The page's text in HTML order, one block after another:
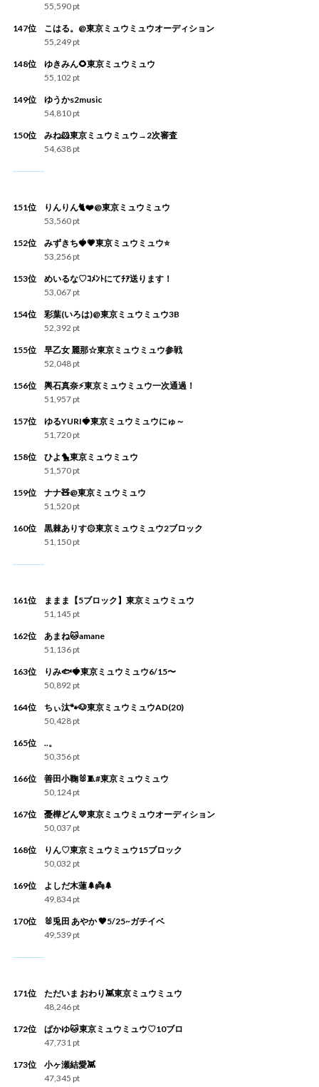
55,590 pt
147位
こはる。@東京ミュウミュウオーディション
55,249 pt
148位
ゆきみん🌻東京ミュウミュウ
55,102 pt
149位
ゆうかs2music
54,810 pt
150位
みね🐹東京ミュウミュウ→2次審査
54,638 pt
151位
りんりん🐈❤️@東京ミュウミュウ
53,560 pt
152位
みずきち🍓💗東京ミュウミュウ⭐️
53,256 pt
153位
めいるな♡ｺﾒﾝﾄにてﾁｱ送ります！
53,067 pt
154位
彩葉(いろは)@東京ミュウミュウ3B
52,392 pt
155位
早乙女 麗那☆東京ミュウミュウ参戦
52,048 pt
156位
輿石真奈⚡️東京ミュウミュウ一次通過！
51,957 pt
157位
ゆるYURI🍓東京ミュウミュウにゅ～
51,720 pt
158位
ひよ🐤東京ミュウミュウ
51,570 pt
159位
ナナ🧸@東京ミュウミュウ
51,520 pt
160位
黒棘ありす۞東京ミュウミュウ2ブロック
51,150 pt
161位
ままま【5ブロック】東京ミュウミュウ
51,145 pt
162位
あまね🐱amane
51,136 pt
163位
りみ🐟🍓東京ミュウミュウ6/15〜
50,892 pt
164位
ちぃ汰🐾🐶東京ミュウミュウAD(20)
50,428 pt
165位
..。
50,356 pt
166位
善田小鞠🐰🧵#東京ミュウミュウ
50,124 pt
167位
憂樺どん💛東京ミュウミュウオーディション
50,037 pt
168位
りん♡東京ミュウミュウ15ブロック
50,032 pt
169位
よしだ木蓮🌲👼🌲
49,834 pt
170位
🐰兎田 あやか 🧡5/25~ガチイベ
49,539 pt
171位
ただいま おわり👾東京ミュウミュウ
48,246 pt
172位
ぱかゆ🐱東京ミュウミュウ♡10ブロ
47,731 pt
173位
小ヶ瀬結愛👾
47,345 pt